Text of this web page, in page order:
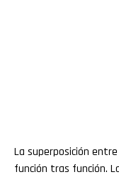
La superposición
función tras función.